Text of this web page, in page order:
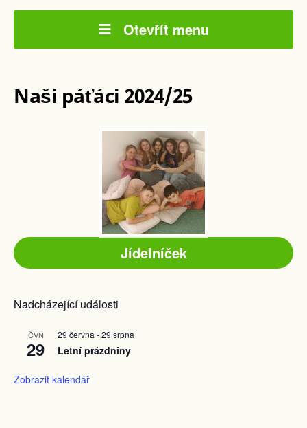
Otevřít menu
Jídelníček
Nadcházející události
ČVN
29
29 června -29 srpna
Letní prázdniny
Zobrazit kalendář
Naši páťáci 2024/25